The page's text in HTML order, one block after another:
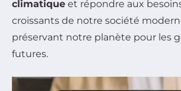
climatique et répondre aux
croissants de notre société
préservant notre planète pour les
futures.